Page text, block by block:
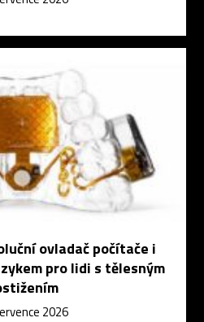
ovladač počítače i
pro lidi s tělesným
2026